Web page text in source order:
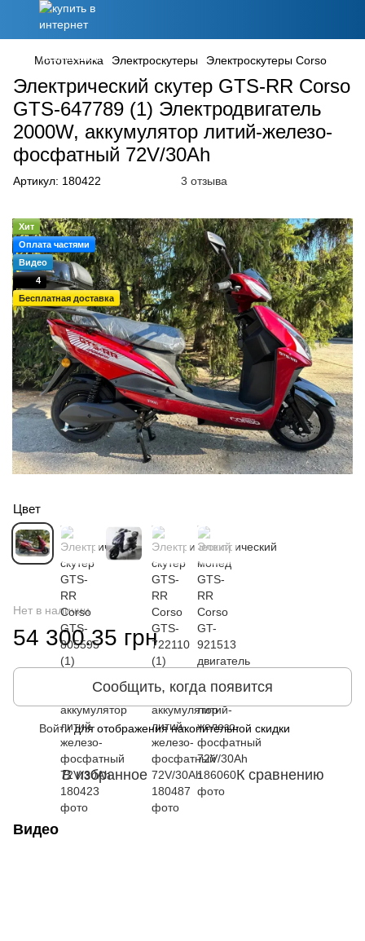
Мототехника Электроскутеры Электроскутеры Corso
Электрический скутер GTS-RR Corso
GTS-647789 (1) Электродвигатель
2000W, аккумулятор литий-железо-
фосфатный 72V/30Ah
Артикул: 180422 3 отзыва
Хит
Оплата частями
Видео
4
Бесплатная доставка
Цвет
Нет в наличии
54 300.35 грн
Сообщить, когда появится
Войтидля отображения накопительной скидки
В избранное К сравнению
Видео